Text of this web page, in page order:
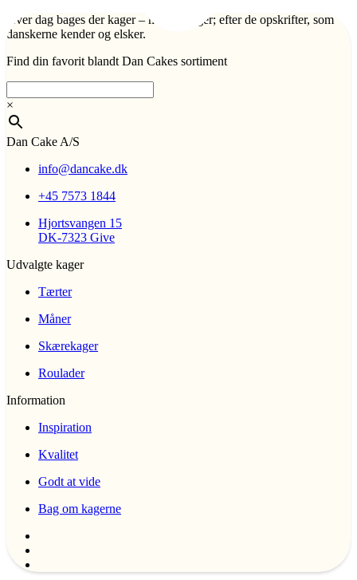
Hver dag bages der kager – mange kager; efter de opskrifter, som
danskerne kender og elsker.
Find din favorit blandt Dan Cakes sortiment
×
Dan Cake A/S
info@dancake.dk
+45 7573 1844
Hjortsvangen 15
DK-7323 Give
Udvalgte kager
Tærter
Måner
Skærekager
Roulader
Information
Inspiration
Kvalitet
Godt at vide
Bag om kagerne